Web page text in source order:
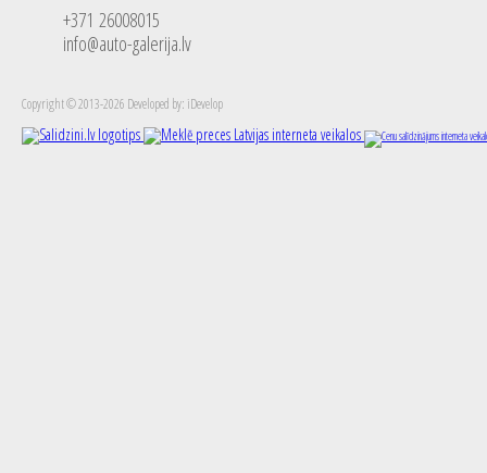
+371 26008015
info@auto-galerija.lv
Copyright © 2013-2026 Developed by: iDevelop